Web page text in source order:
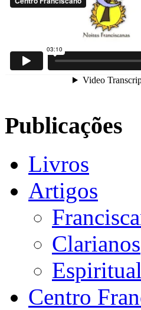
Publicações
Livros
Artigos
Clarianos
Centro